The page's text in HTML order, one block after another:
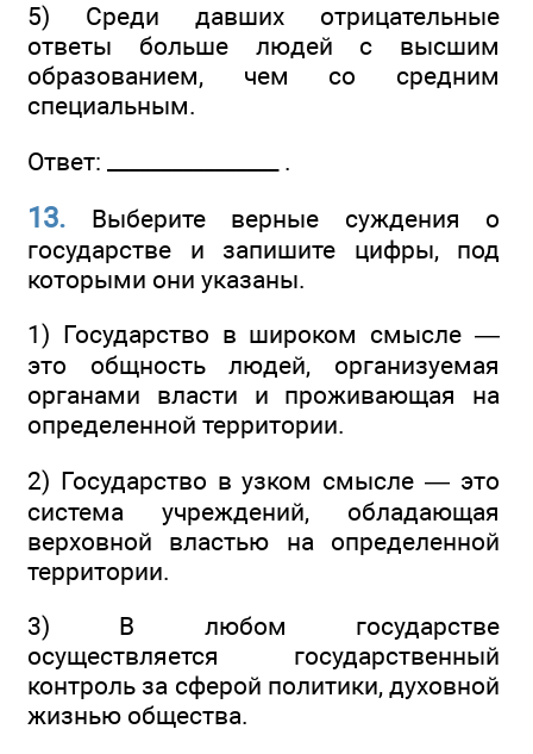
5) Среди давших отрицательные
ответы больше людей с высшим
образованием, чем со средним
специальным.
Ответ: ________________ .
13. Выберите верные суждения о
государстве и запишите цифры, под
которыми они указаны.
1) Государство в широком смысле —
это общность людей, организуемая
органами власти и проживающая на
определенной территории.
2) Государство в узком смысле — это
система учреждений, обладающая
верховной властью на определенной
территории.
3) В любом государстве
осуществляется государственный
контроль за сферой политики, духовной
жизнью общества.